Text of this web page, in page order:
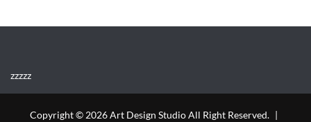
zzzzz
Copyright © 2026 Art Design Studio All Right Reserved. |